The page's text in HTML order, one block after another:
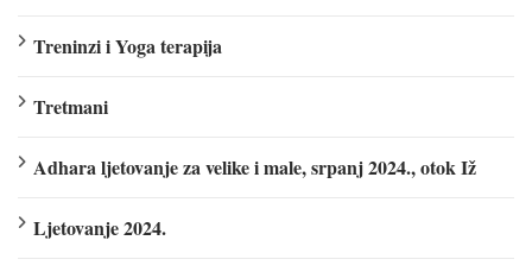
Treninzi i Yoga terapija
Tretmani
Adhara ljetovanje za velike i male, srpanj 2024., otok Iž
Ljetovanje 2024.